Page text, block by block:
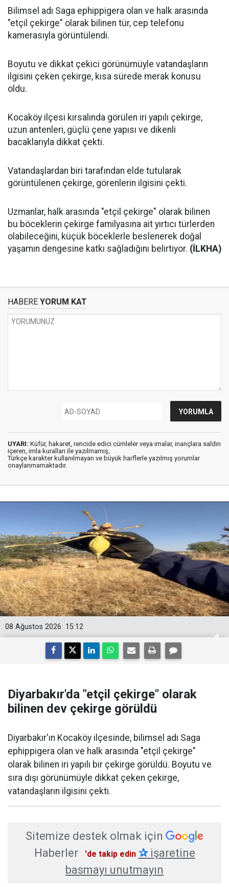
Bilimsel adı Saga ephippigera olan ve halk arasında
"etçil çekirge" olarak bilinen tür, cep telefonu
kamerasıyla görüntülendi.
Boyutu ve dikkat çekici görünümüyle vatandaşların
ilgisini çeken çekirge, kısa sürede merak konusu
oldu.
Kocaköy ilçesi kırsalında görülen iri yapılı çekirge,
uzun antenleri, güçlü çene yapısı ve dikenli
bacaklarıyla dikkat çekti.
Vatandaşlardan biri tarafından elde tutularak
görüntülenen çekirge, görenlerin ilgisini çekti.
Uzmanlar, halk arasında "etçil çekirge" olarak bilinen
bu böceklerin çekirge familyasına ait yırtıcı türlerden
olabileceğini, küçük böceklerle beslenerek doğal
yaşamın dengesine katkı sağladığını belirtiyor. (İLKHA)
HABERE YORUM KAT
UYARI: Küfür, hakaret, rencide edici cümleler veya imalar, inançlara saldırı
içeren, imla kuralları ile yazılmamış,
Türkçe karakter kullanılmayan ve büyük harflerle yazılmış yorumlar
onaylanmamaktadır.
15:12
08 Ağustos 2026
Diyarbakır'da "etçil çekirge" olarak
bilinen dev çekirge görüldü
Diyarbakır'ın Kocaköy ilçesinde, bilimsel adı Saga
ephippigera olan ve halk arasında "etçil çekirge"
olarak bilinen iri yapılı bir çekirge görüldü. Boyutu ve
sıra dışı görünümüyle dikkat çeken çekirge,
vatandaşların ilgisini çekti.
Sitemize destek olmak için
Haberler
'de takip edin ✰işaretine
basmayı unutmayın